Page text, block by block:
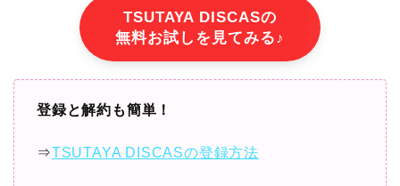
TSUTAYA DISCASの
無料お試しを見てみる♪
登録と解約も簡単！
⇒TSUTAYA DISCASの登録方法